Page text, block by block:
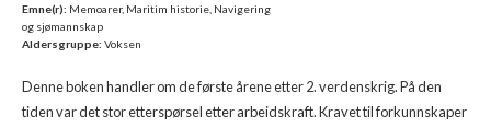
Denne boken handler om de første årene etter 2. verdenskrig. På den
tiden var det stor etterspørsel etter arbeidskraft. Kravet til forkunnskaper
Emne(r): Memoarer, Maritim historie, Navigering
og sjømannskap
Aldersgruppe: Voksen